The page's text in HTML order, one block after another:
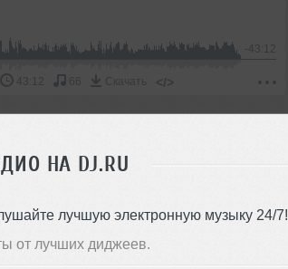
НА DJ.RU
лучшую электронную музыку 24/7!
от лучших диджеев.
-43:12
43:12 66 Скачать </>